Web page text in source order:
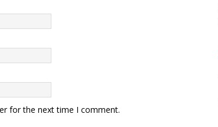
for the next time I comment.